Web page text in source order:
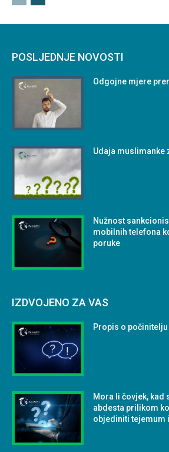
POSLJEDNJE NOVOSTI
Odgojne mjere
Udaja muslimanke
Nužnost
mobilnih telefona
poruke
IZDVOJENO ZA VAS
Propis o
Mora li čovjek, kad
abdesta prilikom
objediniti tejemum